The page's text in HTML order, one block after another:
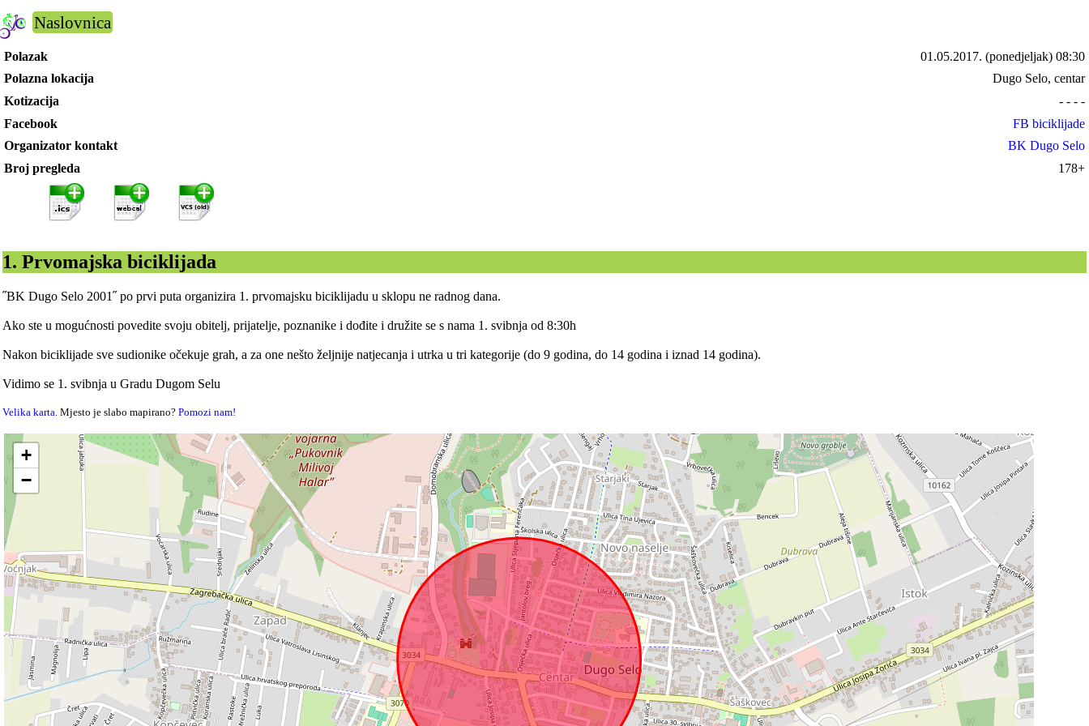
Naslovnica
Polazak 01.05.2017. (ponedjeljak) 08:30
Polazna lokacija
Dugo Selo, centar
Kotizacija
- - - -
Facebook
FB biciklijade
Organizator kontakt
BK Dugo Selo
Broj pregleda
178+
1. Prvomajska biciklijada
˝BK Dugo Selo 2001˝ po prvi puta organizira 1. prvomajsku biciklijadu u sklopu ne radnog dana.
Ako ste u mogućnosti povedite svoju obitelj, prijatelje, poznanike i dođite i družite se s nama 1. svibnja od 8:30h
Nakon biciklijade sve sudionike očekuje grah, a za one nešto željnije natjecanja i utrka u tri kategorije (do 9 godina, do 14 godina i iznad 14 godina).
Vidimo se 1. svibnja u Gradu Dugom Selu
Velika karta . Mjesto je slabo mapirano?Pomozi nam!
+
−